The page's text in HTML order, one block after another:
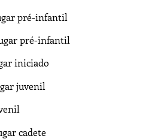
pré-infantil
pré-infantil
iniciado
juvenil
cadete